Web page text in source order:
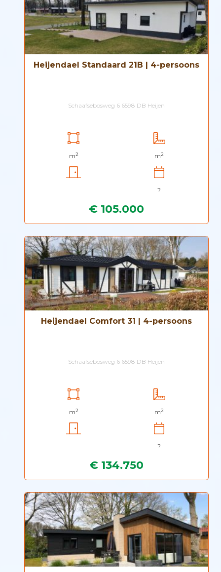
Heijendael Standaard 21B | 4-persoons
Schaafsebosweg 6 6598 DB Heijen
m2 m2
?
€ 105.000
Heijendael Comfort 31 | 4-persoons
Schaafsebosweg 6 6598 DB Heijen
m2 m2
?
€ 134.750